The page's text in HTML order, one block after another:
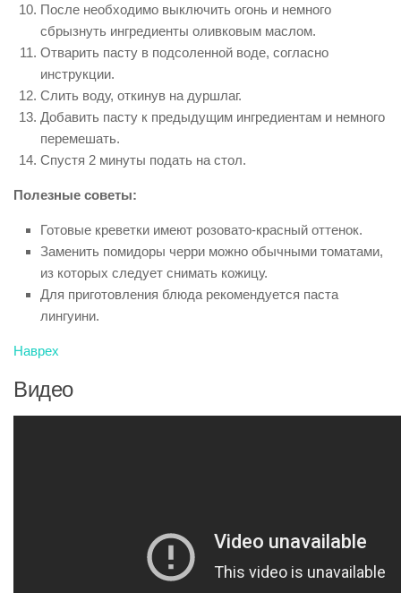
После необходимо выключить огонь и немного
сбрызнуть ингредиенты оливковым маслом.
Отварить пасту в подсоленной воде, согласно
инструкции.
Слить воду, откинув на дуршлаг.
Добавить пасту к предыдущим ингредиентам и немного
перемешать.
Спустя 2 минуты подать на стол.
Полезные советы:
Готовые креветки имеют розовато-красный оттенок.
Заменить помидоры черри можно обычными томатами,
из которых следует снимать кожицу.
Для приготовления блюда рекомендуется паста
лингуини.
Наврех
Видео